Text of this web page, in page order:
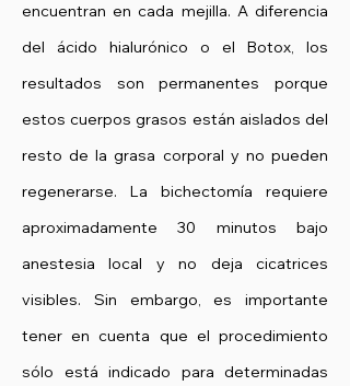
encuentran en cada mejilla. A diferencia
del ácido hialurónico o el Botox, los
resultados son permanentes porque
estos cuerpos grasos están aislados del
resto de la grasa corporal y no pueden
regenerarse. La bichectomía requiere
aproximadamente 30 minutos bajo
anestesia local y no deja cicatrices
visibles. Sin embargo, es importante
tener en cuenta que el procedimiento
sólo está indicado para determinadas